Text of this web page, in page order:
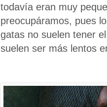
todavía eran muy
preocupáramos, pues
gatas no suelen tener
suelen ser más lentos